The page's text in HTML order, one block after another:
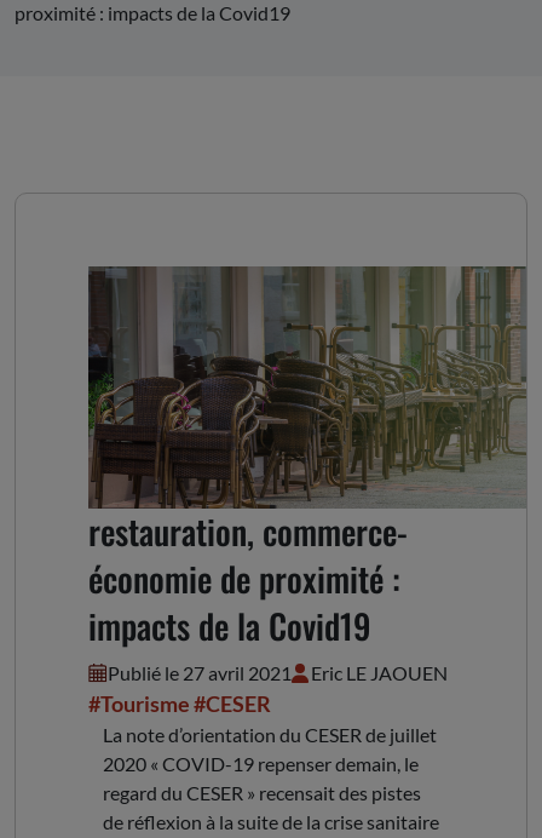
proximité : impacts de la Covid19
Tourisme-hôtellerie
restauration, commerce-
économie de proximité :
impacts de la Covid19
Publié le 27 avril 2021 Eric LE JAOUEN
#Tourisme#CESER
La note d’orientation du CESER de juillet
2020 « COVID-19 repenser demain, le
regard du CESER » recensait des pistes
de réflexion à la suite de la crise sanitaire